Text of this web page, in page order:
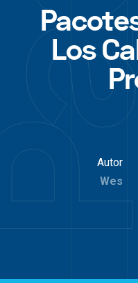
Los
Autor
Wes